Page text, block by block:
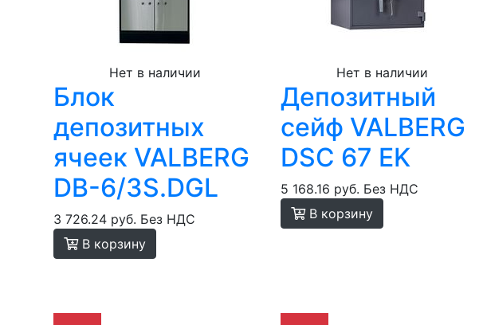
Нет в наличии
Блок
депозитных
ячеек VALBERG
DB-6/3S.DGL
3 726.24 руб. Без НДС
В корзину
Нет в наличии
Депозитный
сейф VALBERG
DSC 67 EK
5 168.16 руб. Без НДС
В корзину